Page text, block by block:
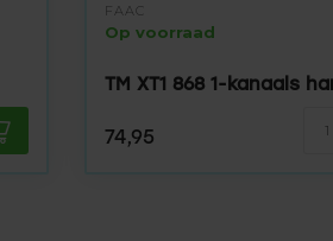
FAAC
Op voorraad
TM XT1 868 1-kanaals
74,95